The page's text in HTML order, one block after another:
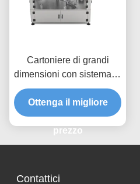
Cartoniere di grandi
dimensioni con sistema di
cambio rapido a 8
stazioni per l'imballaggio
rapido di grandi scatole
fino a 200x130 mm
Ottenga il migliore
prezzo
Contattici